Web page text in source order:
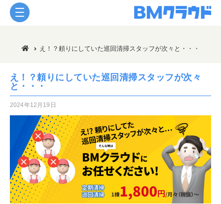
え！？頼りにしていた巡回清掃スタッフが次々と・・・
え！？頼りにしていた巡回清掃スタッフが次々
と・・・
2024年12月19日